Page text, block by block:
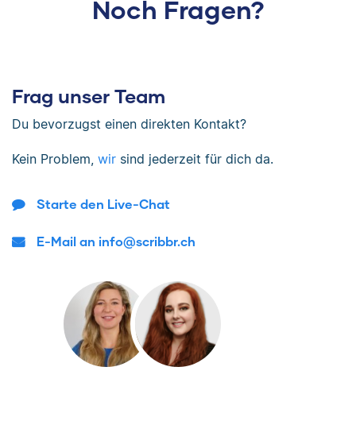
Noch Fragen?
Frag unser Team
Du bevorzugst einen direkten Kontakt?
Kein Problem, wir sind jederzeit für dich da.
Starte den Live-Chat
E-Mail an info@scribbr.ch